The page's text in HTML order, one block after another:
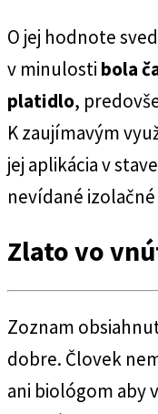
O jej hodnote
v minulosti bola
platidlo,
K zaujímavým
jej aplikácia v
nevídané
Zlato vo
Zoznam
dobre. Človek
ani biológom aby